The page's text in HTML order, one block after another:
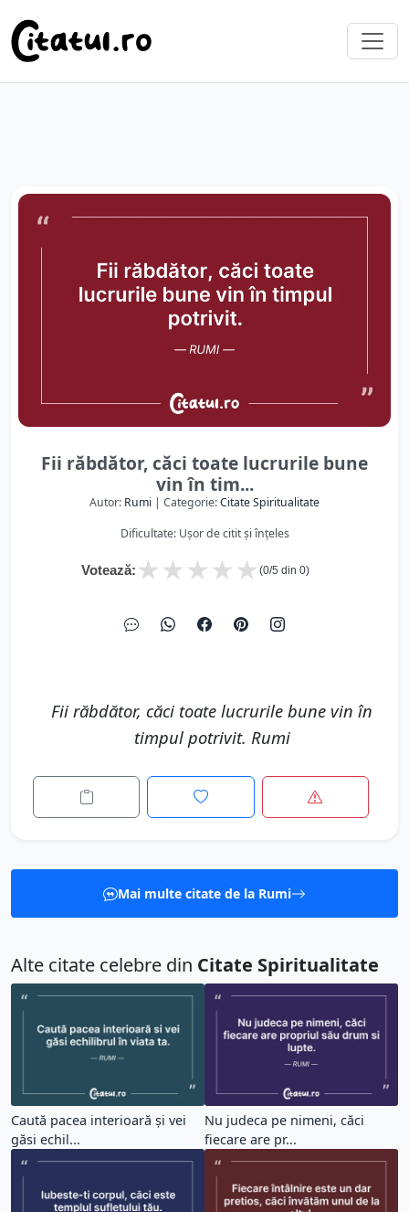
Fii răbdător, căci toate lucrurile bune
vin în tim...
Autor: Rumi | Categorie:Citate Spiritualitate
Dificultate: Ușor de citit și înțeles
Votează: ★
★
★
★
★ (0/5 din 0)
Fii răbdător, căci toate lucrurile bune vin în
timpul potrivit. Rumi
Mai multe citate de la Rumi
Alte citate celebre din Citate Spiritualitate
Caută pacea interioară și vei
găsi echil...
Nu judeca pe nimeni, căci
fiecare are pr...